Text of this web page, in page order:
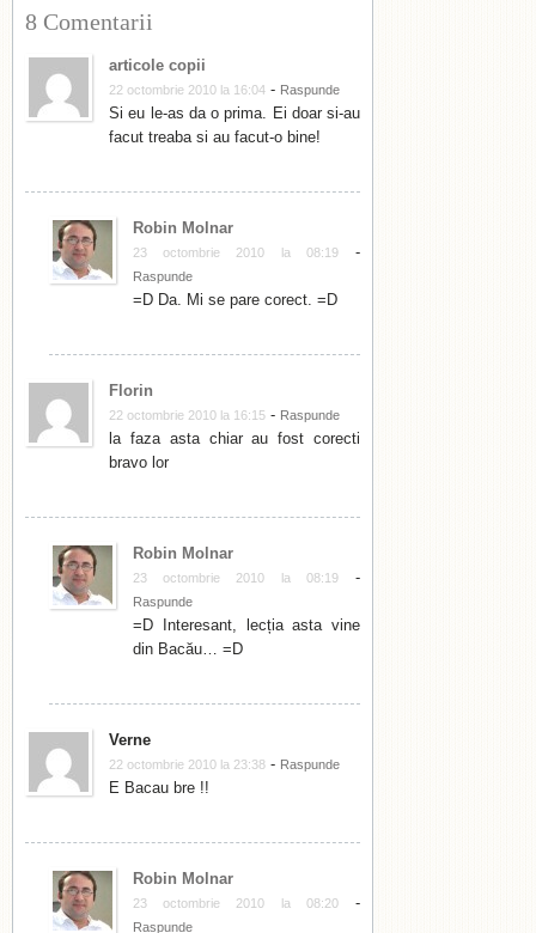
8 Comentarii
articole copii
22 octombrie 2010 la 16:04 - Raspunde
Si eu le-as da o prima. Ei doar si-au
facut treaba si au facut-o bine!
Robin Molnar
23 octombrie 2010 la 08:19-
Raspunde
=D Da. Mi se pare corect. =D
Florin
22 octombrie 2010 la 16:15 - Raspunde
la faza asta chiar au fost corecti
bravo lor
Robin Molnar
23 octombrie 2010 la 08:19-
Raspunde
=D Interesant, lecția asta vine
din Bacău… =D
Verne
22 octombrie 2010 la 23:38 - Raspunde
E Bacau bre !!
Robin Molnar
23 octombrie 2010 la 08:20-
Raspunde